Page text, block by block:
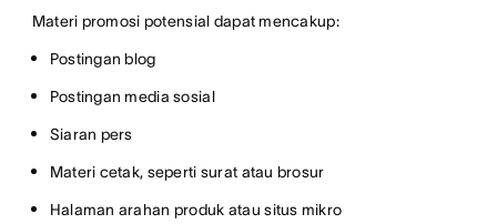
Materi promosi potensial dapat mencakup:
Postingan blog
Postingan media sosial
Siaran pers
Materi cetak, seperti surat atau brosur
Halaman arahan produk atau situs mikro